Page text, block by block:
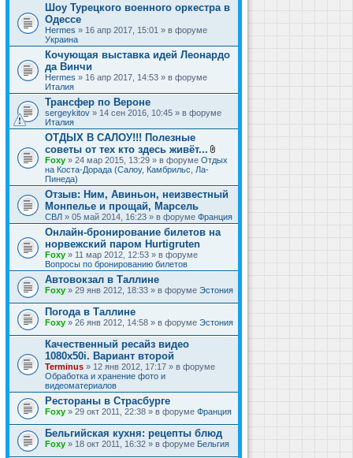
Шоу Турецкого военного оркестра в
Одессе
Hermes » 16 апр 2017, 15:01 » в форуме
Украина
Кочующая выставка идей Леонардо
да Винчи
Hermes » 16 апр 2017, 14:53 » в форуме
Италия
Трансфер по Вероне
sergeykitov » 14 сен 2016, 10:45 » в форуме
Италия
ОТДЫХ В САЛОУ!!! Полезные
советы от тех кто здесь живёт...
В
л
ж
е
и
я
Foxy » 24 мар 2015, 13:29 » в форуме Отдых
на Коста-Дорада (Салоу, Камбрильс, Ла-
Пинеда)
Отзыв: Ним, Авиньон, неизвестный
Монпелье и прощай, Марсель
СВЛ » 05 май 2014, 16:23 » в форуме Франция
Онлайн-бронирование билетов на
норвежский паром Hurtigruten
Foxy » 11 мар 2012, 12:53 » в форуме
Вопросы по бронированию билетов
Автовокзал в Таллине
Foxy » 29 янв 2012, 18:33 » в форуме Эстония
Погода в Таллине
Foxy » 26 янв 2012, 14:58 » в форуме Эстония
Качественный ресайз видео
1080x50i. Вариант второй
Terminus » 12 янв 2012, 17:17 » в форуме
Обработка и хранение фото и
видеоматериалов
Рестораны в Страсбурге
Foxy » 29 окт 2011, 22:38 » в форуме Франция
Бельгийская кухня: рецепты блюд
Foxy » 18 окт 2011, 16:32 » в форуме Бельгия